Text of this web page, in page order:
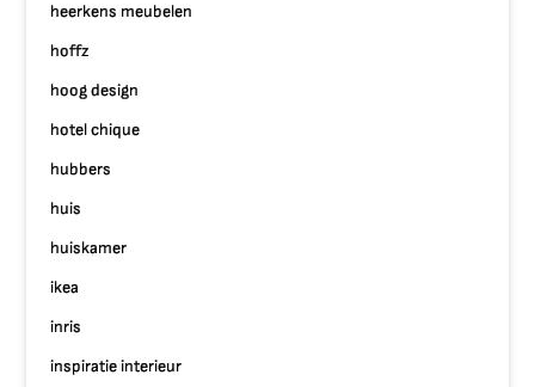
heerkens meubelen
hoffz
hoog design
hotel chique
hubbers
huis
huiskamer
ikea
inris
inspiratie interieur